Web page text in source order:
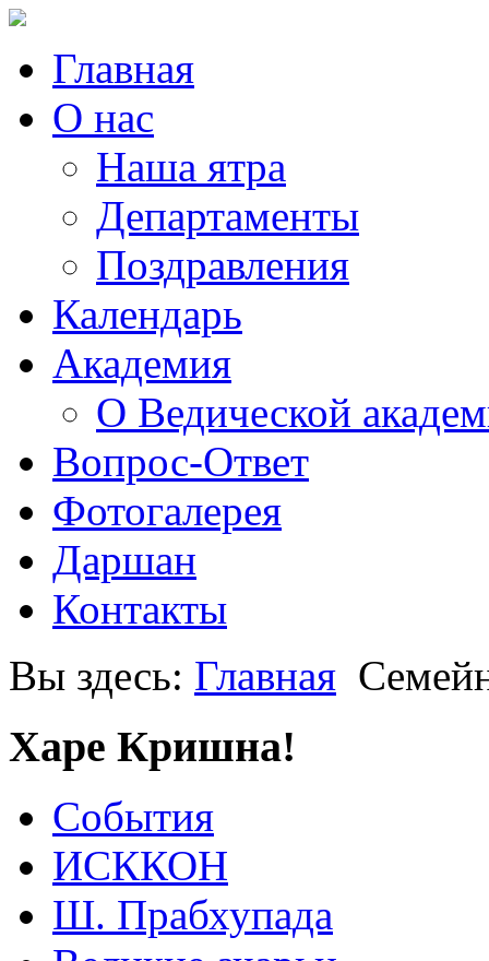
Главная
О нас
Наша ятра
Департаменты
Поздравления
Календарь
Академия
О Ведической
Вопрос-Ответ
Фотогалерея
Даршан
Контакты
Вы здесь: Главная
Харе Кришна!
События
ИСККОН
Ш. Прабхупада